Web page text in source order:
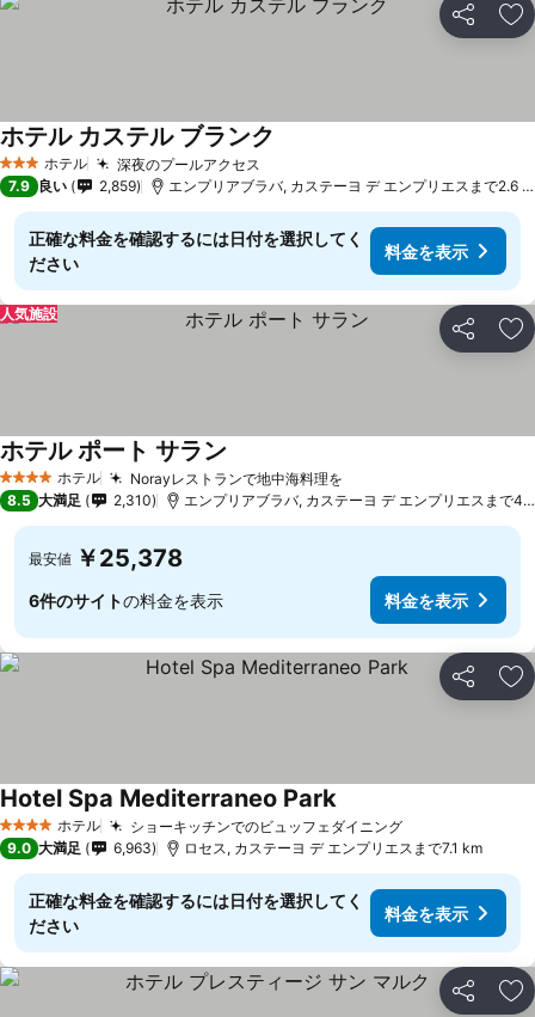
シェア お
3 ホテルのランク
ホテル 深夜のプールアクセス
ホテル カステル ブランク
7.9 良い 2,859 エンプリアブラバ, カステーヨ デ エンプリエスまで2.6 km
正確な料金を確認するには日付を選択してく
ださい
料金を表示
シェア お
人気施設
4 ホテルのランク
ホテル Norayレストランで地中海料理を
ホテル ポート サラン
8.5 大満足 2,310 エンプリアブラバ, カステーヨ デ エンプリエスまで4.6 km
最安値 ￥25,378
6件のサイトの料金を表示 料金を表示
シェア お
4 ホテルのランク
ホテル ショーキッチンでのビュッフェダイニング
Hotel Spa Mediterraneo Park
9.0 大満足 6,963 ロセス, カステーヨ デ エンプリエスまで7.1 km
正確な料金を確認するには日付を選択してく
ださい
料金を表示
シェア お